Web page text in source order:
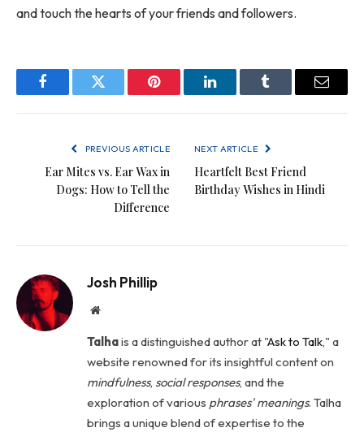
and touch the hearts of your friends and followers.
FacebookTwitter Pinterest LinkedInTumblr Email
PREVIOUS ARTICLE
Ear Mites vs. Ear Wax in
Dogs: How to Tell the
Difference
NEXT ARTICLE
Heartfelt Best Friend
Birthday Wishes in Hindi
Josh Phillip
Website
Talhais a distinguished author at "Ask to Talk," a
website renowned for its insightful content on
mindfulness, social responses, and the
exploration of various phrases' meanings. Talha
brings a unique blend of expertise to the